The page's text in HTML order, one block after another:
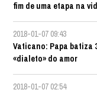
fim de uma etapa na
2018-01-07 09:43
Vaticano: Papa batiza
«dialeto» do amor
2018-01-07 02:54